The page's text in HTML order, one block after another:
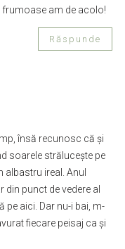
frumoase am de acolo!
Răspunde
însă recunosc că şi
soarele străluceşte pe
albastru ireal. Anul
din punct de vedere al
pe aici. Dar nu-i bai, m-
fiecare peisaj ca şi